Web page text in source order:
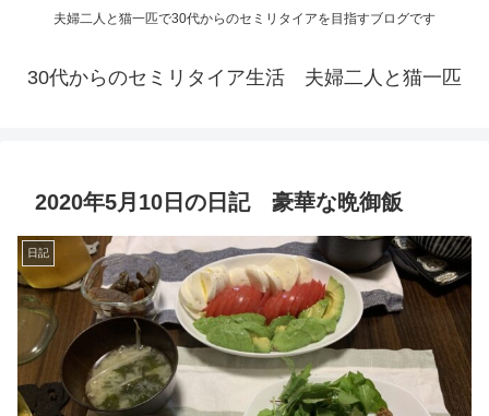
夫婦二人と猫一匹で30代からのセミリタイアを目指すブログです
30代からのセミリタイア生活 夫婦二人と猫一匹
2020年5月10日の日記 豪華な晩御飯
日記